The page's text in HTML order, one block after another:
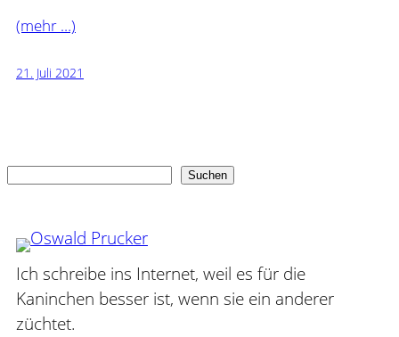
(mehr …)
21. Juli 2021
Suchen
Ich schreibe ins Internet, weil es für die
Kaninchen besser ist, wenn sie ein anderer
züchtet.